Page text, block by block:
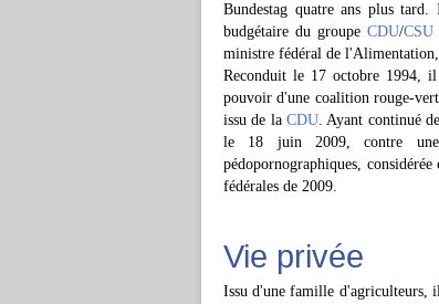
Bundestag quatre ans plus
budgétaire du groupe CDU/CSU
ministre fédéral de
Reconduit le 17 octobre 1994,
pouvoir d'une coalition rouge-
issu de la CDU. Ayant continué
le 18 juin 2009, contre
pédopornographiques,
fédérales de 2009.
Vie privée
Issu d'une famille d'agriculteurs,